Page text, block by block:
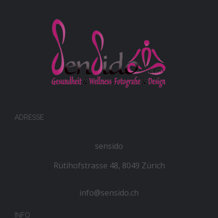
ADRESSE
sensido
Rütihofstrasse 48, 8049 Zürich
info@sensido.ch
INFO